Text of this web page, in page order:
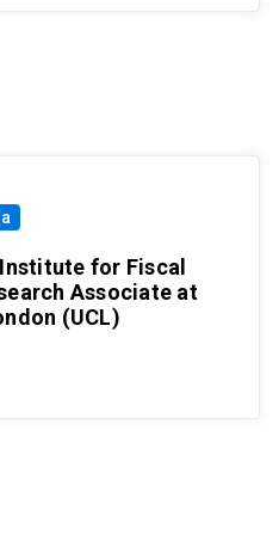
for Fiscal
Associate at
(UCL)